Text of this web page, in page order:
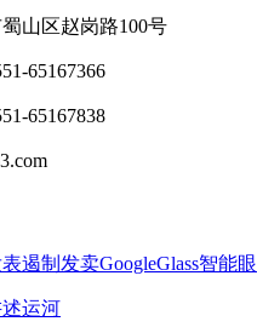
山区赵岗路100号
65167366
65167838
遏制发卖GoogleGlass智能眼
运河